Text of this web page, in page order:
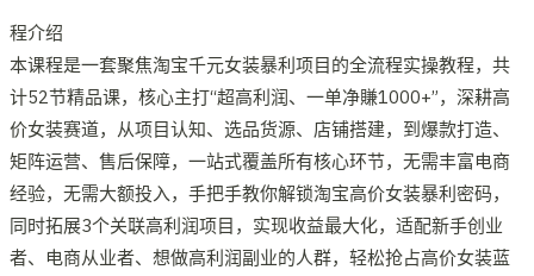
程介绍​
本课程是一套聚焦淘宝千元女装暴利项目的全流程实操教程，共
计52节精品课，核心主打“超高利润、一单净賺1000+”，深耕高
价女装赛道，从项目认知、选品货源、店铺搭建，到爆款打造、
矩阵运营、售后保障，一站式覆盖所有核心环节，无需丰富电商
经验，无需大额投入，手把手教你解锁淘宝高价女装暴利密码，
同时拓展3个关联高利润项目，实现收益最大化，适配新手创业
者、电商从业者、想做高利润副业的人群，轻松抢占高价女装蓝